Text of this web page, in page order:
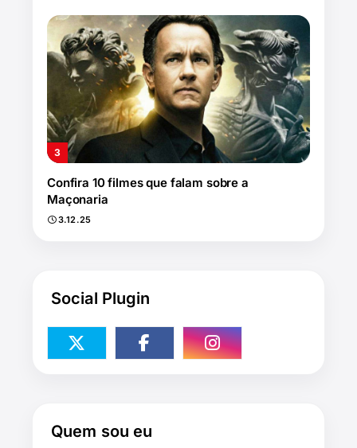
Confira 10 filmes que falam sobre a
Maçonaria
3.12.25
Social Plugin
Quem sou eu